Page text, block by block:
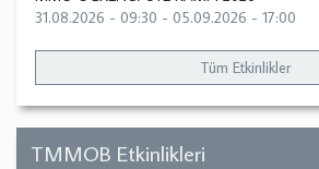
31.08.2026 - 09:30 - 05.09.2026 - 17:00
Tüm Etkinlikler
TMMOB Etkinlikleri